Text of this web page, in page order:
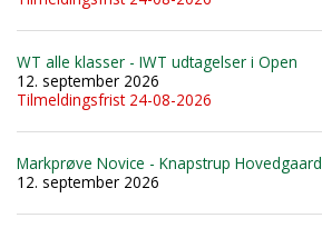
WT alle klasser - IWT udtagelser i Open
12. september 2026
Tilmeldingsfrist 24-08-2026
Markprøve Novice - Knapstrup Hovedgaard
12. september 2026